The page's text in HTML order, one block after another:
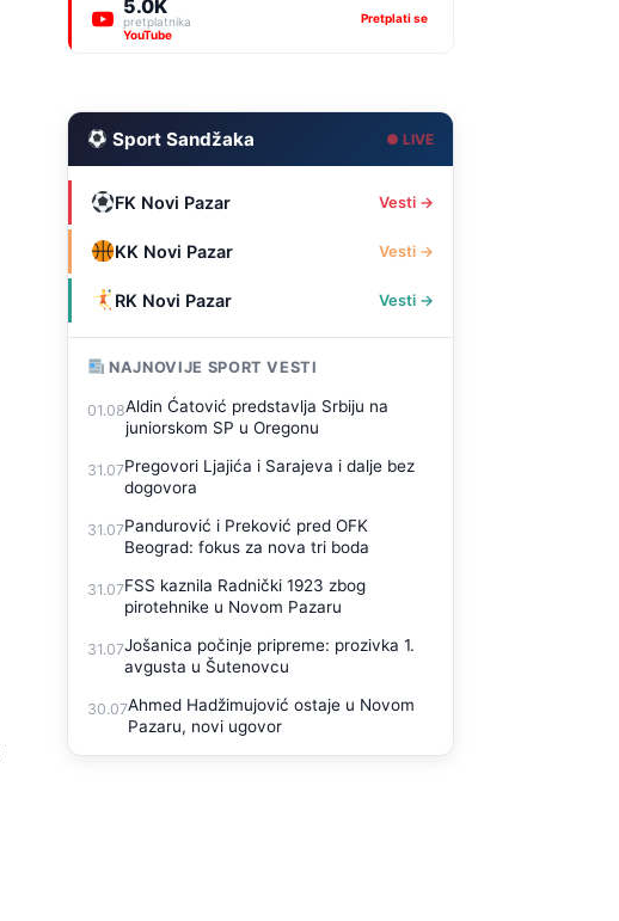
5.0K
pretplatnika
YouTube
Pretplati se
Sport Sandžaka ● LIVE
FK Novi Pazar Vesti →
KK Novi Pazar Vesti →
RK Novi Pazar Vesti →
NAJNOVIJE SPORT VESTI
01.08Aldin Ćatović predstavlja Srbiju na
juniorskom SP u Oregonu
31.07Pregovori Ljajića i Sarajeva i dalje bez
dogovora
31.07Pandurović i Preković pred OFK
Beograd: fokus za nova tri boda
31.07FSS kaznila Radnički 1923 zbog
pirotehnike u Novom Pazaru
31.07Jošanica počinje pripreme: prozivka 1.
avgusta u Šutenovcu
30.07Ahmed Hadžimujović ostaje u Novom
Pazaru, novi ugovor